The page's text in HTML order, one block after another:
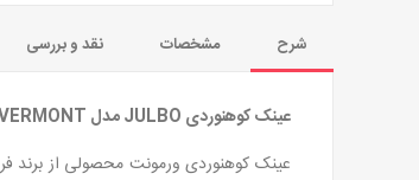
شرح مشخصات نقد و بررسی
عینک کوهنوردی JULBO مدل VERMONT کد J0101111 رنگ سفید سورمه ای
عینک کوهنوردی ورمونت محصولی از برند